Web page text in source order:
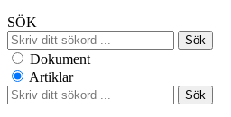
SÖK
Dokument
Artiklar